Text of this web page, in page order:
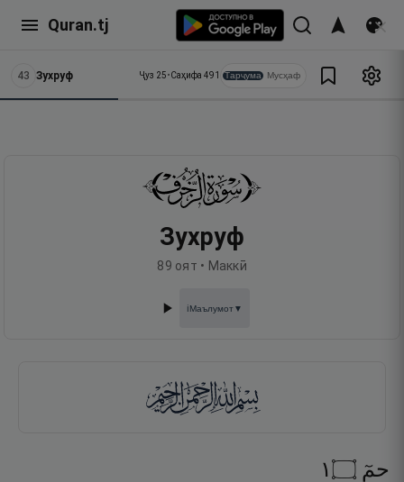
Quran.tj
43 Зухруф Ҷуз 25•Саҳифа 491 Тарҷума Мусҳаф
Зухруф
89 оят • Маккӣ
ℹ️Маълумот▼
حمٓ ۝١